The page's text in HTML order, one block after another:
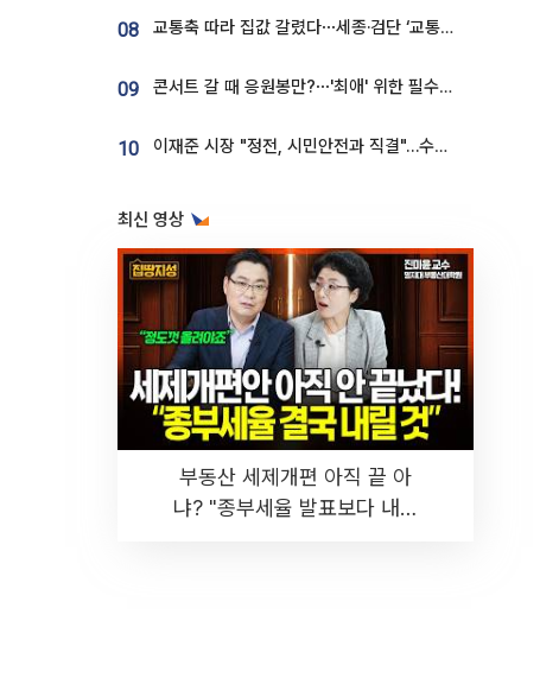
08 교통축 따라 집값 갈렸다⋯세종·검단 ‘교통 프리미엄’ 뚜렷
09 콘서트 갈 때 응원봉만?⋯'최애' 위한 필수품 등장이오! [솔드아웃]
10 이재준 시장 "정전, 시민안전과 직결"…수원시 비상대응체계 가동
최신 영상
부동산 세제개편 아직 끝 아
냐? "종부세율 발표보다 내릴